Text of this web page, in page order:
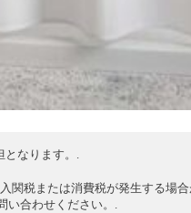
なります。.
関税または消費税が発生する場
い合わせください。.